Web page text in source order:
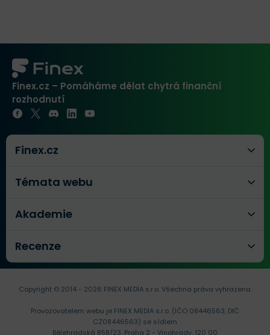
Finex.cz – Pomáháme dělat chytrá finanční
rozhodnutí
Finex.cz
Témata webu
Akademie
Recenze
Copyright © 2014 - 2026 FINEX MEDIA s.r.o.Všechna práva vyhrazena.
Provozovatelem webu je FINEX MEDIA s.r.o. (IČO 08446563, DIČ
CZ08446563) se sídlem
Bělehradská 858/23, Praha 2 - Vinohrady, 120 00